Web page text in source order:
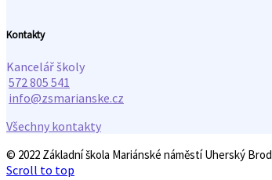
Kontakty
Kancelář školy
572 805 541
info@zsmarianske.cz
Všechny kontakty
© 2022 Základní škola Mariánské náměstí Uherský Brod
Scroll to top